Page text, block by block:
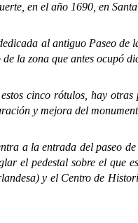
en el año 1690, en
al antiguo Paseo de la
la zona que antes ocupó
rótulos, hay otras
y mejora del
la entrada del paseo de
el pedestal sobre el que
y el Centro de